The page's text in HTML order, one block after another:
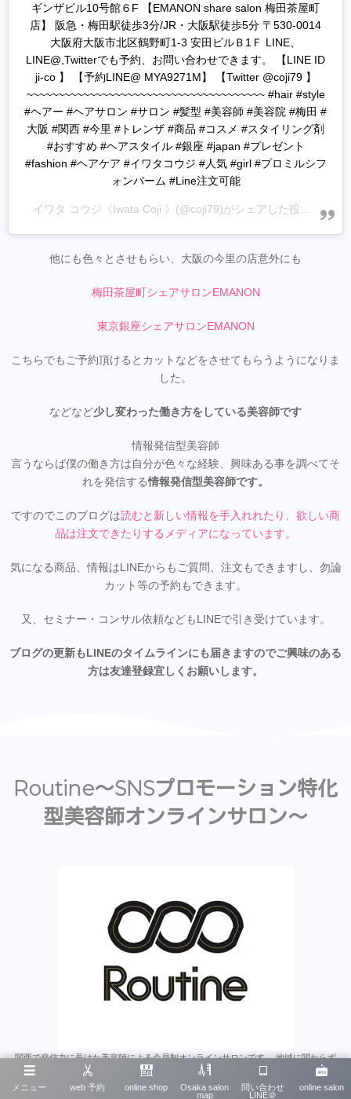
ギンザビル10号館６F 【EMANON share salon 梅田茶屋町
店】 阪急・梅田駅徒歩3分/JR・大阪駅徒歩5分 〒530-0014
大阪府大阪市北区鶴野町1-3 安田ビルＢ1Ｆ LINE、
LINE@,Twitterでも予約、お問い合わせできます。 【LINE ID
ji-co 】 【予約LINE@ MYA9271M】 【Twitter @coji79 】
~~~~~~~~~~~~~~~~~~~~~~~~~~~~~~~~~~~~~~ #hair #style
#ヘアー #ヘアサロン #サロン #髪型 #美容師 #美容院 #梅田 #
大阪 #関西 #今里 #トレンザ #商品 #コスメ #スタイリング剤
#おすすめ #ヘアスタイル #銀座 #japan #プレゼント
#fashion #ヘアケア #イワタコウジ #人気 #girl #プロミルシフ
ォンバーム #Line注文可能
イワタ コウジ《Iwata Coji 》 (@coji79)がシェアした投稿 - 2020
他にも色々とさせもらい、大阪の今里の店意外にも
梅田茶屋町シェアサロンEMANON
東京銀座シェアサロンEMANON
こちらでもご予約頂けるとカットなどをさせてもらうようになりま
した。
などなど少し変わった働き方をしている美容師です
情報発信型美容師
言うならば僕の働き方は自分が色々な経験、興味ある事を調べてそ
れを発信する情報発信型美容師です。
ですのでこのブログは読むと新しい情報を手入れれたり、欲しい商
品は注文できたりするメディアになっています。
気になる商品、情報はLINEからもご質問、注文もできますし、勿論
カット等の予約もできます。
又、セミナー・コンサル依頼などもLINEで引き受けています。
ブログの更新もLINEのタイムラインにも届きますのでご興味のある
方は友達登録宜しくお願いします。
Routine〜SNSプロモーション特化
型美容師オンラインサロン〜
関西で発信力に長けた美容師による会員制オンラインサロンです。 地域に関わらず
「個人発信力」を主に学べます。 スタイリストやアシスタントはもちろんのこと、美
容師のみならず多くの業種にとって為になると思います。 沢山のオンラインサロンが
メニュー web 予約 online shop
Osaka salon
map
問い合わせ
LINE＠
online salon